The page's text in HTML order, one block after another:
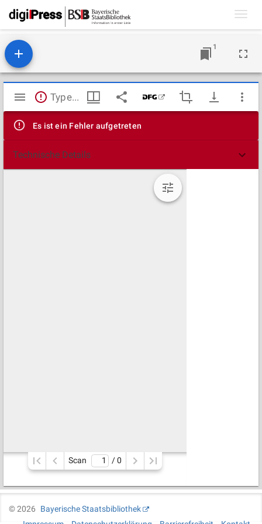
1
Mirador
Viewer
TypeError: Failed to fetch
Es ist ein Fehler aufgetreten
Technische Details
Scan / 0
©2026
Bayerische Staatsbibliothek